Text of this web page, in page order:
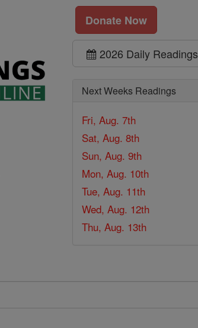
Donate Now
2026 Daily Readings
Next Weeks Readings
Fri, Aug. 7th
Sat, Aug. 8th
Sun, Aug. 9th
Mon, Aug. 10th
Tue, Aug. 11th
Wed, Aug. 12th
Thu, Aug. 13th